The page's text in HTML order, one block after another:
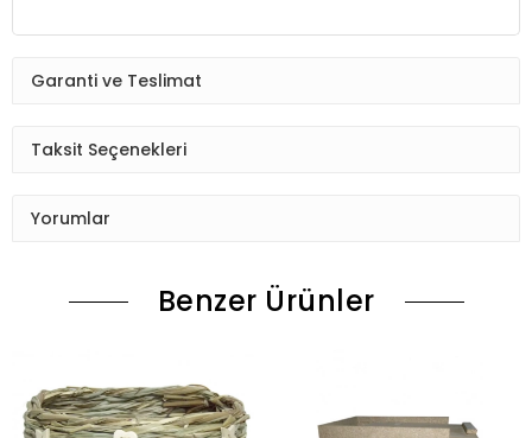
Garanti ve Teslimat
Taksit Seçenekleri
Yorumlar
Benzer Ürünler